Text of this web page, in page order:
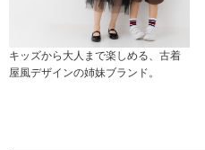
キッズから大人まで楽しめる、古着
屋風デザインの姉妹ブランド。